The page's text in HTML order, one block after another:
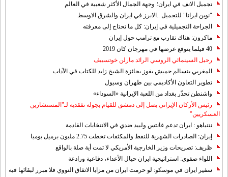
تجميل الانف في ايران؛ وجهة الجمال الأكثر شعبية في العالم
"نوين ايرانا" للتجميل ..الابرز في ايران والشرق الاوسط
الجراحة التجميلية في إيران: كل ما تحتاج إلى معرفته
ماكرون: هناك تقارب مع ترامب حول إيران
40 فيلما يتوقع عرضها في مهرجان كان 2019
رحيل السينمائي الروسي الرائد مارلن خوتسييف
المغربي بنسالم حميش يفوز بجائزة الشيخ زايد للكتاب في الآداب
تطوير التعاون الأكاديمي بين طهران وسيول
واشنطن تحذّر بغداد من اللعبة الإيرانية «السوداء»
رئيس الأركان الإيراني يصل إلى دمشق للقيام بجولة تفقدية لـ"المستشارين
العسكريين"
نتنياهو : ايران تدعم غانتس ولبيد ضدي في الانتخابات القادمة
إيران: الصادرات الشهریة للنفط والمكثفات تخطت 2.75 مليون برميل يوميا
ظريف: تصريحات وزير الخارجية الأمريكي لا تمت أية صلة بالواقع
اللواء صفوي: استراتيجية ايران حيال الأعداء، دفاعية ورادعة
سفير ايران في موسكو: لو حرمت ايران من مزايا الاتفاق النووي فلا مبرر لبقائها فيه